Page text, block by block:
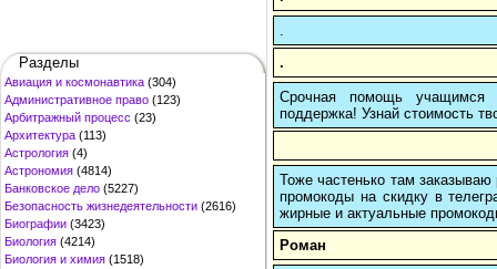
Разделы
Авиация и космонавтика (304)
Административное право (123)
Арбитражный процесс (23)
Архитектура (113)
Астрология (4)
Астрономия (4814)
Банковское дело (5227)
Безопасность жизнедеятельности (2616)
Биографии (3423)
Биология (4214)
Биология и химия (1518)
.
Срочная помощь учащимся в
поддержка! Узнай стоимость
Тоже частенько там
промокоды на скидку в
жирные и актуальные
Роман